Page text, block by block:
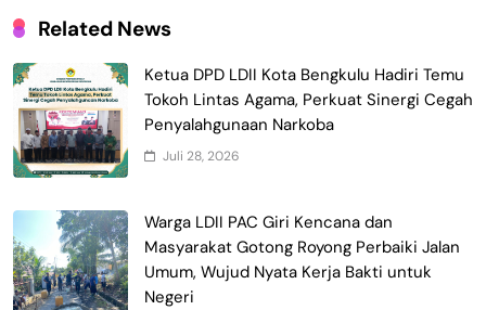
Related News
Ketua DPD LDII Kota Bengkulu Hadiri Temu
Tokoh Lintas Agama, Perkuat Sinergi Cegah
Penyalahgunaan Narkoba
Juli 28, 2026
Warga LDII PAC Giri Kencana dan
Masyarakat Gotong Royong Perbaiki Jalan
Umum, Wujud Nyata Kerja Bakti untuk
Negeri